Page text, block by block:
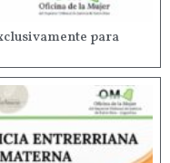
para